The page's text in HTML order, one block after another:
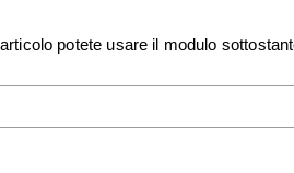
potete usare il modulo